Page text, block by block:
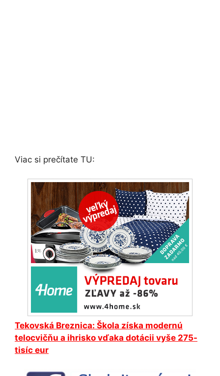
Viac si prečítate TU:
Tekovská Breznica: Škola získa modernú
telocvičňu a ihrisko vďaka dotácii vyše 275-
tisíc eur